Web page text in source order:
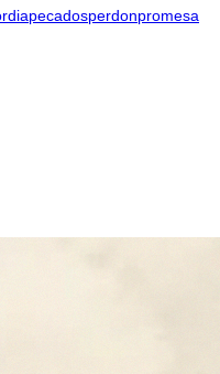
pecadosperdonpromesa